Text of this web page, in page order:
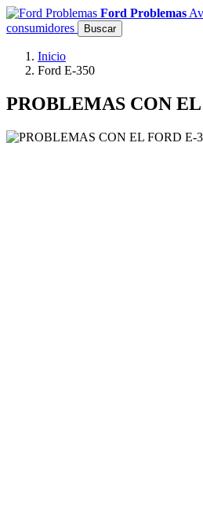
Ford Problemas
consumidores
Buscar
Inicio
Ford E-350
PROBLEMAS CON EL